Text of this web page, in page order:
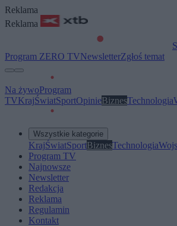
Reklama
Reklama
Program ZERO TVNewsletterZgłoś temat
Na żywoProgram
TVKrajŚwiatSportOpinieBiznesTechnologia
Wszystkie kategorie
KrajŚwiatSportBiznesTechnologia
Program TV
Najnowsze
Newsletter
Redakcja
Reklama
Regulamin
Kontakt